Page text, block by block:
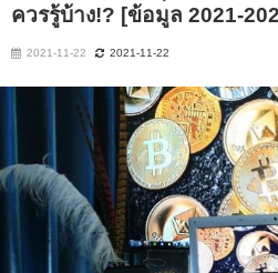
ควรรู้บ้าง!? [ข้อมูล 2021-
2021-11-22 2021-11-22